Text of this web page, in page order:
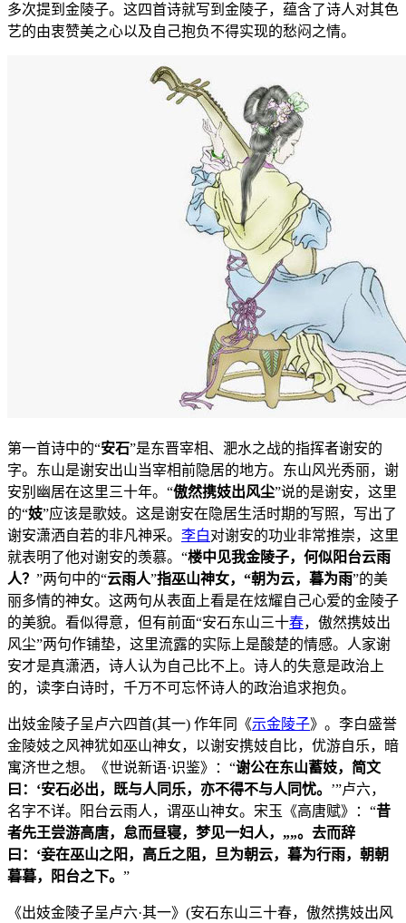
多次提到金陵子。这四首诗就写到金陵子，蕴含了诗人对其色
艺的由衷赞美之心以及自己抱负不得实现的愁闷之情。
第一首诗中的“安石”是东晋宰相、淝水之战的指挥者谢安的
字。东山是谢安出山当宰相前隐居的地方。东山风光秀丽，谢
安别幽居在这里三十年。“傲然携妓出风尘”说的是谢安，这里
的“妓”应该是歌妓。这是谢安在隐居生活时期的写照，写出了
谢安潇洒自若的非凡神采。 李白对谢安的功业非常推崇，这里
就表明了他对谢安的羡慕。“楼中见我金陵子，何似阳台云雨
人？ ”两句中的“云雨人”指巫山神女，“朝为云，暮为雨”的美
丽多情的神女。这两句从表面上看是在炫耀自己心爱的金陵子
的美貌。看似得意，但有前面“安石东山三十春，傲然携妓出
风尘”两句作铺垫，这里流露的实际上是酸楚的情感。人家谢
安才是真潇洒，诗人认为自己比不上。诗人的失意是政治上
的，读李白诗时，千万不可忘怀诗人的政治追求抱负。
出妓金陵子呈卢六四首(其一) 作年同《示金陵子》。李白盛誉
金陵妓之风神犹如巫山神女，以谢安携妓自比，优游自乐，暗
寓济世之想。《世说新语·识鉴》：“谢公在东山蓄妓，简文
曰：‘安石必出，既与人同乐，亦不得不与人同忧。 ’”卢六，
名字不详。阳台云雨人，谓巫山神女。宋玉《高唐赋》：“昔
者先王尝游高唐，怠而昼寝，梦见一妇人，„„。去而辞
曰：‘妾在巫山之阳，高丘之阻，旦为朝云，暮为行雨，朝朝
暮暮，阳台之下。 ”
《出妓金陵子呈卢六·其一》(安石东山三十春，傲然携妓出风